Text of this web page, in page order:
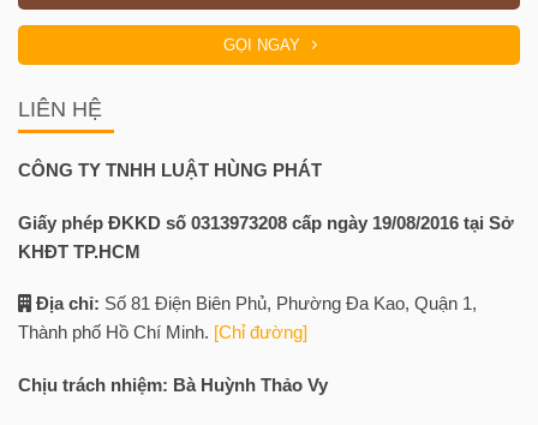
GỌI NGAY
LIÊN HỆ
CÔNG TY TNHH LUẬT HÙNG PHÁT
Giấy phép ĐKKD số 0313973208 cấp ngày 19/08/2016 tại Sở
KHĐT TP.HCM
Địa chỉ: Số 81 Điện Biên Phủ, Phường Đa Kao, Quận 1,
Thành phố Hồ Chí Minh. [Chỉ đường]
Chịu trách nhiệm: Bà Huỳnh Thảo Vy